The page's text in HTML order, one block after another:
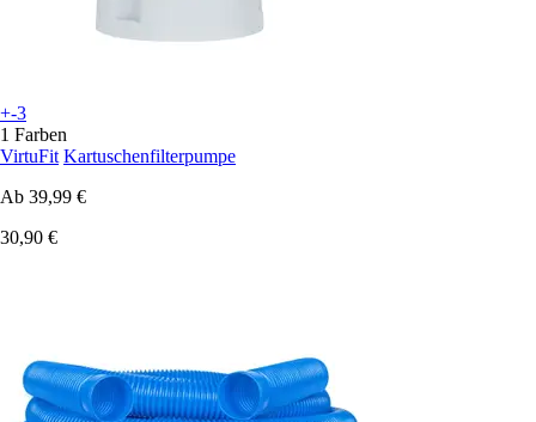
+-3
1 Farben
VirtuFit Kartuschenfilterpumpe
Ab 39,99 €
30,90 €